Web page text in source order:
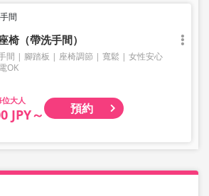
160 公分，重量不超過 10 公斤，每人
的行李不能帶上車或存放在後行李箱
委託業者托運。
行李超出規範，您將被拒絕乘車，並
行車、滑雪板、易碎物品、危險物品、
間
椅（帶洗手間）
間 腳踏板 座椅調節 寬鬆
女性安心
OK
大人
JPY～ 預約